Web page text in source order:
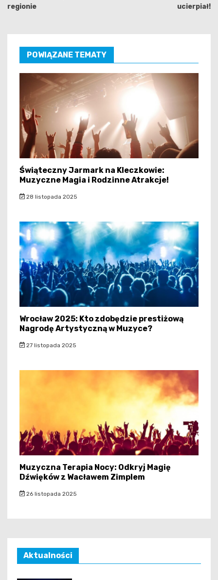
regionie
ucierpiał!
POWIĄZANE TEMATY
Świąteczny Jarmark na Kleczkowie:
Muzyczne Magia i Rodzinne Atrakcje!
28 listopada 2025
Wrocław 2025: Kto zdobędzie prestiżową
Nagrodę Artystyczną w Muzyce?
27 listopada 2025
Muzyczna Terapia Nocy: Odkryj Magię
Dźwięków z Wacławem Zimplem
26 listopada 2025
Aktualności